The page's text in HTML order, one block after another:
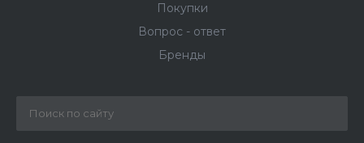
Покупки
Вопрос - ответ
Бренды